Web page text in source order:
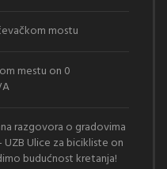
mostu
mestu on 0
razgovora o gradovima
Ulice za bicikliste on
budućnost kretanja!